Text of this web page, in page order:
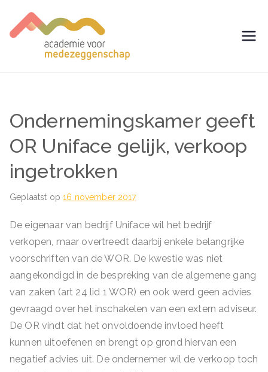
naar
de
voor
Medezegg
Ondernemingskamer geeft
OR Uniface gelijk, verkoop
ingetrokken
Geplaatst op16 november 2017
De eigenaar van bedrijf Uniface wil het bedrijf
verkopen, maar overtreedt daarbij enkele belangrijke
voorschriften van de WOR. De kwestie was niet
aangekondigd in de bespreking van de algemene gang
van zaken (art 24 lid 1 WOR) en ook werd geen advies
gevraagd over het inschakelen van een extern adviseur.
De OR vindt dat het onvoldoende invloed heeft
kunnen uitoefenen en brengt op grond hiervan een
negatief advies uit. De ondernemer wil de verkoop toch